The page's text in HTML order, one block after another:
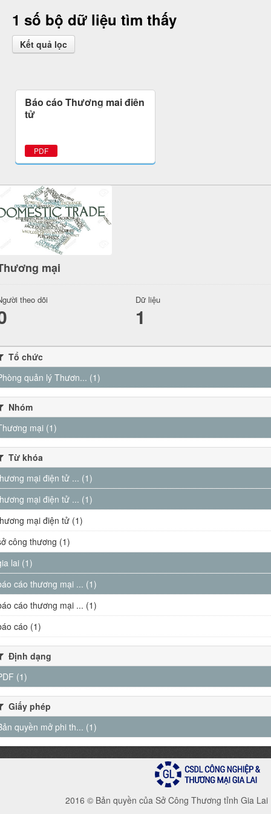
1 số bộ dữ liệu tìm thấy
Kết quả lọc
Báo cáo Thương mại điện
tử
PDF
mại
theo dõi Dữ liệu
1
Tổ chức
quản lý Thươn... (1)
Nhóm
mại (1)
Từ khóa
mại điện tử ... (1)
mại điện tử ... (1)
mại điện tử (1)
công thương (1)
lai (1)
cáo thương mại ... (1)
cáo thương mại ... (1)
cáo (1)
Định dạng
(1)
Giấy phép
quyền mở phi th... (1)
2016 © Bản quyền của Sở Công Thương tỉnh Gia Lai